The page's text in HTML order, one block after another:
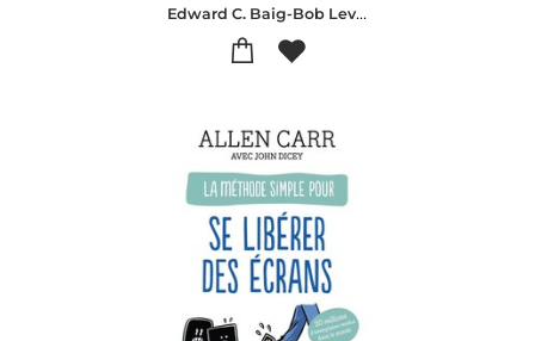
Edward C. Baig-Bob Levitus